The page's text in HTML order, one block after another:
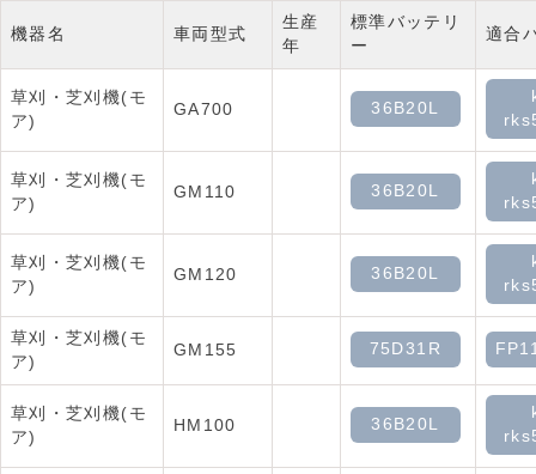
機器名 車両型式
生産
年
標準バッテリ
ー
適合
草刈・芝刈機(モ
ア)
GA700 36B20L
草刈・芝刈機(モ
ア)
GM110 36B20L
草刈・芝刈機(モ
ア)
GM120 36B20L
草刈・芝刈機(モ
ア)
GM155 75D31R
草刈・芝刈機(モ
ア)
HM100 36B20L